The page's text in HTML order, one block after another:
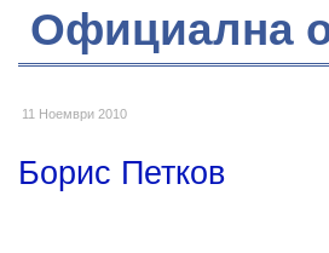
Официална
11 Ноември 2010
Борис Петков